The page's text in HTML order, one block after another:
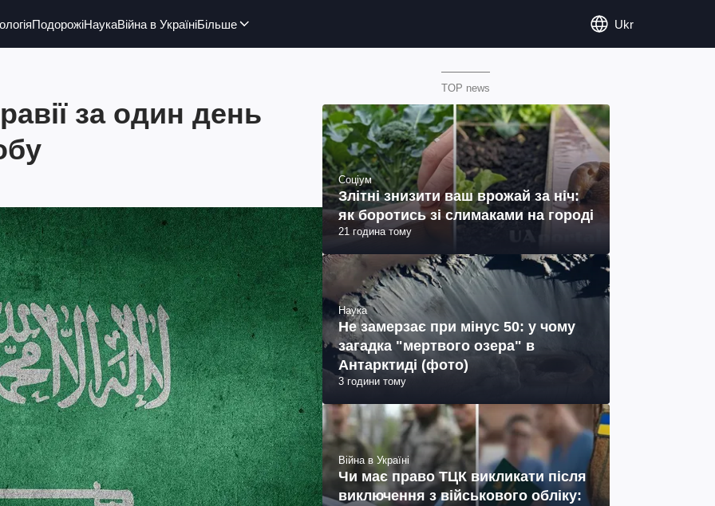
ПодорожіНаукаВійна в УкраїніБільше Ukr
за один день
TOP news
Соціум
Злітні знизити ваш врожай за ніч:
як боротись зі слимаками на городі
21 година тому
Наука
Не замерзає при мінус 50: у чому
загадка "мертвого озера" в
Антарктиді (фото)
3 години тому
Війна в Україні
Чи має право ТЦК викликати після
виключення з військового обліку: